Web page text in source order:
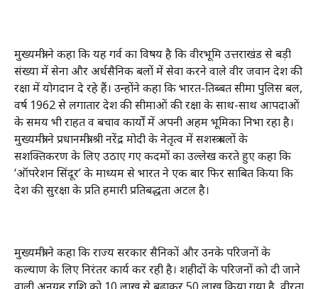
मुख्यमंत्री ने कहा कि यह गर्व का विषय है कि वीरभूमि उत्तराखंड से बड़ी
संख्या में सेना और अर्धसैनिक बलों में सेवा करने वाले वीर जवान देश की
रक्षा में योगदान दे रहे हैं। उन्होंने कहा कि भारत-तिब्बत सीमा पुलिस बल,
वर्ष 1962 से लगातार देश की सीमाओं की रक्षा के साथ-साथ आपदाओं
के समय भी राहत व बचाव कार्यों में अपनी अहम भूमिका निभा रहा है।
मुख्यमंत्री ने प्रधानमंत्री श्री नरेंद्र मोदी के नेतृत्व में सशस्त्र बलों के
सशक्तिकरण के लिए उठाए गए कदमों का उल्लेख करते हुए कहा कि
‘ऑपरेशन सिंदूर’ के माध्यम से भारत ने एक बार फिर साबित किया कि
देश की सुरक्षा के प्रति हमारी प्रतिबद्धता अटल है।
मुख्यमंत्री ने कहा कि राज्य सरकार सैनिकों और उनके परिजनों के
कल्याण के लिए निरंतर कार्य कर रही है। शहीदों के परिजनों को दी जाने